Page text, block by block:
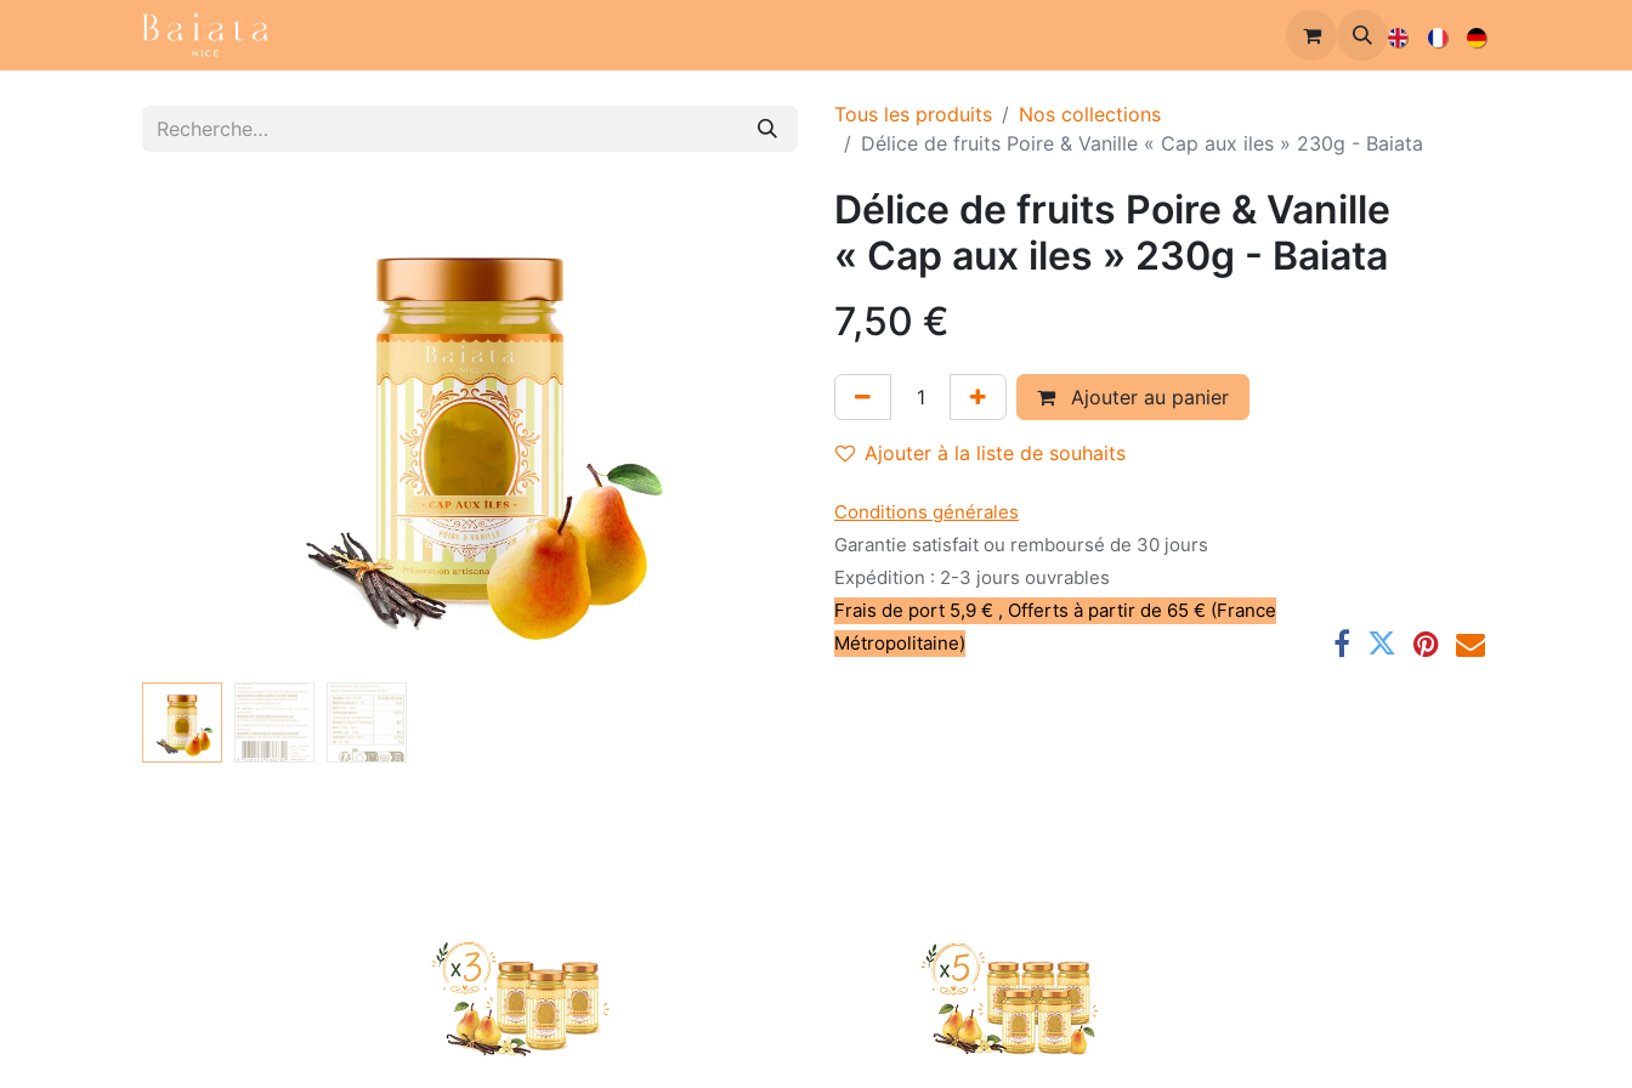
Tous les produits
Nos collections
Délice de fruits Poire & Vanille « Cap aux iles » 230g - Baiata
Délice de fruits Poire & Vanille
« Cap aux iles » 230g - Baiata
7,50 €
Ajouter au panier
Ajouter à la liste de souhaits
Conditions générales
Garantie satisfait ou remboursé de 30 jours
Expédition : 2-3 jours ouvrables
Frais de port 5,9 € , Offerts à partir de 65 € (France
Métropolitaine)